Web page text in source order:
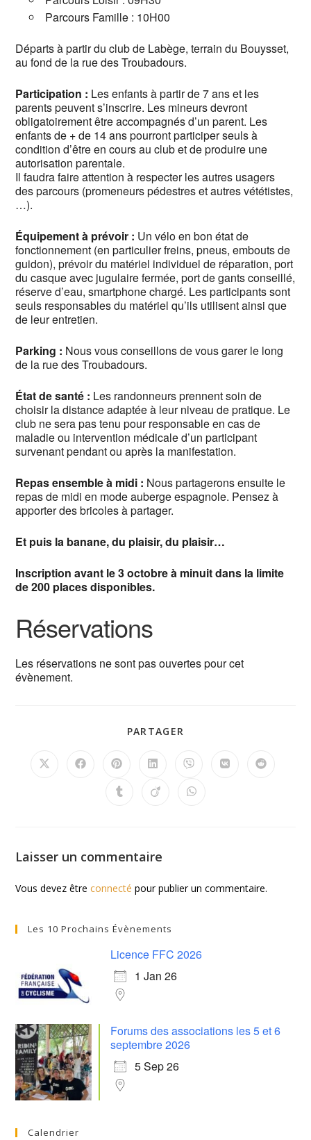
Parcours Famille : 10H00
Départs à partir du club de Labège, terrain du Bouysset,
au fond de la rue des Troubadours.
Participation : Les enfants à partir de 7 ans et les
parents peuvent s’inscrire. Les mineurs devront
obligatoirement être accompagnés d’un parent. Les
enfants de + de 14 ans pourront participer seuls à
condition d’être en cours au club et de produire une
autorisation parentale.
Il faudra faire attention à respecter les autres usagers
des parcours (promeneurs pédestres et autres vététistes,
…).
Équipement à prévoir : Un vélo en bon état de
fonctionnement (en particulier freins, pneus, embouts de
guidon), prévoir du matériel individuel de réparation, port
du casque avec jugulaire fermée, port de gants conseillé,
réserve d’eau, smartphone chargé. Les participants sont
seuls responsables du matériel qu’ils utilisent ainsi que
de leur entretien.
Parking : Nous vous conseillons de vous garer le long
de la rue des Troubadours.
État de santé : Les randonneurs prennent soin de
choisir la distance adaptée à leur niveau de pratique. Le
club ne sera pas tenu pour responsable en cas de
maladie ou intervention médicale d’un participant
survenant pendant ou après la manifestation.
Repas ensemble à midi : Nous partagerons ensuite le
repas de midi en mode auberge espagnole. Pensez à
apporter des bricoles à partager.
Et puis la banane, du plaisir, du plaisir…
Inscription avant le 3 octobre à minuit dans la limite
de 200 places disponibles.
Réservations
Les réservations ne sont pas ouvertes pour cet
évènement.
PARTAGER
Laisser un commentaire
Vous devez êtreconnecté pour publier un commentaire.
Les 10 Prochains Évènements
Licence FFC 2026
1 Jan 26
Forums des associations les 5 et 6
septembre 2026
5 Sep 26
Calendrier